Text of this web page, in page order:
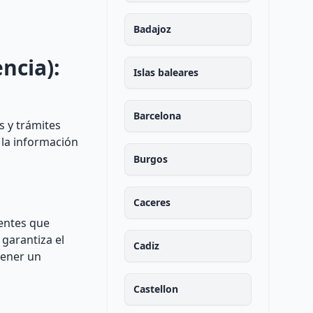
y trámites
información
que
el
un
Badajoz
Islas baleares
Barcelona
Burgos
Caceres
Cadiz
Castellon